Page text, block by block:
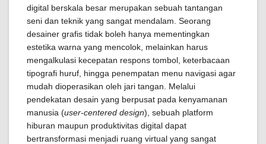
digital berskala besar merupakan sebuah tantangan
seni dan teknik yang sangat mendalam. Seorang
desainer grafis tidak boleh hanya mementingkan
estetika warna yang mencolok, melainkan harus
mengalkulasi kecepatan respons tombol, keterbacaan
tipografi huruf, hingga penempatan menu navigasi agar
mudah dioperasikan oleh jari tangan. Melalui
pendekatan desain yang berpusat pada kenyamanan
manusia (user-centered design), sebuah platform
hiburan maupun produktivitas digital dapat
bertransformasi menjadi ruang virtual yang sangat